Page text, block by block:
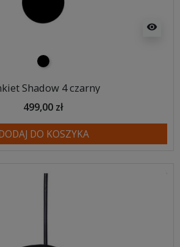
visibility
czarny
Shadow 4 czarny
499,00 zł
DO KOSZYKA